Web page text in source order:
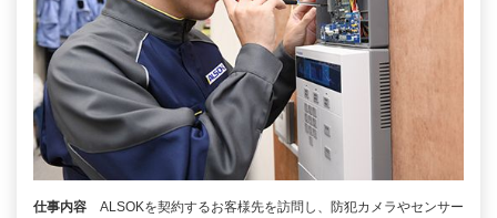
仕事内容
ALSOKを契約するお客様先を訪問し、防犯カメラやセンサー